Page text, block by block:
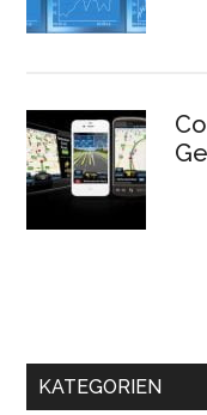
KATEGORIEN